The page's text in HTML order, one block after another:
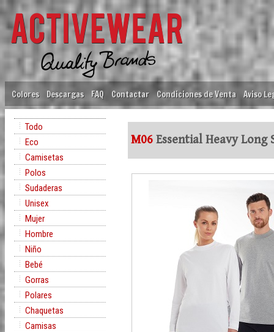
Colores Descargas FAQ Contactar Condiciones de Venta Aviso
Todo
Eco
Camisetas
Polos
Sudaderas
Unisex
Mujer
Hombre
Niño
Bebé
Gorras
Polares
Chaquetas
Camisas
M06 Essential Heavy Long